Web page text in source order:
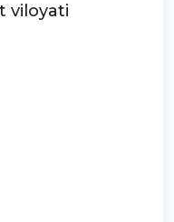
viloyati